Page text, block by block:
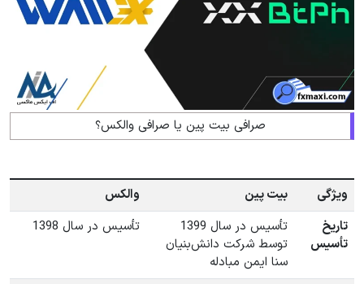
صرافی بیت پین یا صرافی والکس؟
ویژگی بیت پین
والکس
تاریخ
تأسیس
تأسیس در سال 1399
توسط شرکت دانش‌بنیان
سنا ایمن مبادله
تأسیس در سال 1398